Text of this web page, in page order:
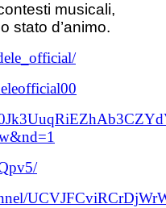
musicali,
stato d’animo.